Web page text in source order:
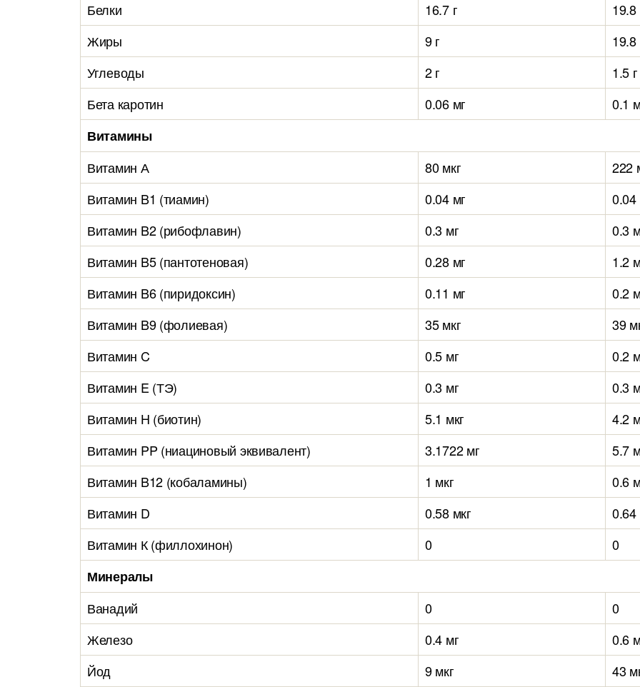
Белки
16.7 г
19.8
Жиры
9 г
19.8
Углеводы
2 г
1.5 г
Бета каротин
0.06 мг
0.1
Витамины
Витамин А
80 мкг
222
Витамин B1 (тиамин)
0.04 мг
0.04
Витамин B2 (рибофлавин)
0.3 мг
0.3
Витамин B5 (пантотеновая)
0.28 мг
1.2
Витамин B6 (пиридоксин)
0.11 мг
0.2
Витамин B9 (фолиевая)
35 мкг
39
Витамин C
0.5 мг
0.2
Витамин E (ТЭ)
0.3 мг
0.3
Витамин H (биотин)
5.1 мкг
4.2
Витамин PP (ниациновый эквивалент)
3.1722 мг
5.7
Витамин B12 (кобаламины)
1 мкг
0.6
Витамин D
0.58 мкг
0.64
Витамин К (филлохинон)
0
0
Минералы
Ванадий
0
0
Железо
0.4 мг
0.6
Йод
9 мкг
43